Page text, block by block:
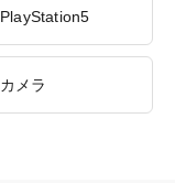
PlayStation5
カメラ